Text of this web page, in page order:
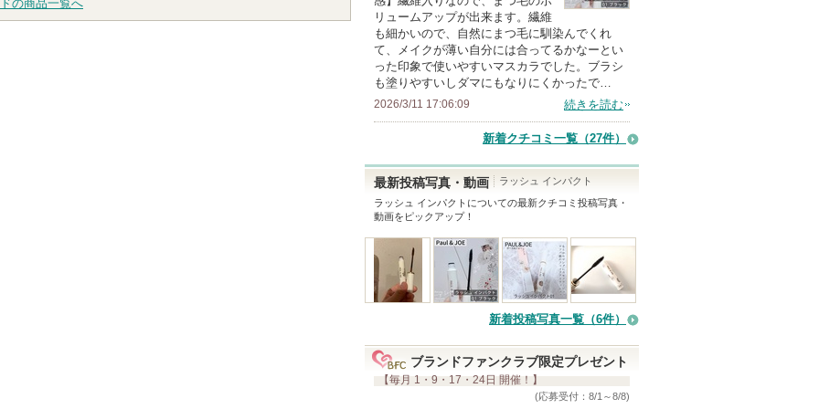
の商品一覧へ
リュームアップが出来ます。繊維
も細かいので、自然にまつ毛に馴染んでくれ
て、メイクが薄い自分には合ってるかなーとい
った印象で使いやすいマスカラでした。ブラシ
も塗りやすいしダマにもなりにくかったで…
2026/3/11 17:06:09 続きを読む
新着クチコミ一覧 （27件）
最新投稿写真・動画
ラッシュ インパクト
ラッシュ インパクト についての最新クチコミ投稿写真・
動画をピックアップ！
新着投稿写真一覧（6件）
ブランドファンクラブ限定プレゼント
【毎月 1・9・17・24日 開催！】
(応募受付：8/1～8/8)